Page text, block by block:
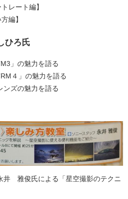
レート編】
編】
ろ氏
」の魅力を語る
４」の魅力を語る
ズの魅力を語る
井 雅俊氏による「星空撮影のテクニ